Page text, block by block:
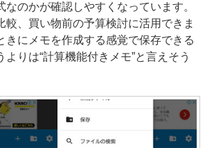
なのかが確認しやすくなっています。
較、買い物前の予算検討に活用できま
きにメモを作成する感覚で保存できる
りは“計算機能付きメモ”と言えそう